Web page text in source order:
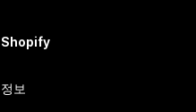
Shopify
정보